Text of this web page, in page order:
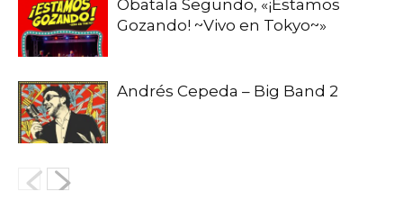
Obatala Segundo, «¡Estamos
Gozando! ~Vivo en Tokyo~»
Andrés Cepeda – Big Band 2